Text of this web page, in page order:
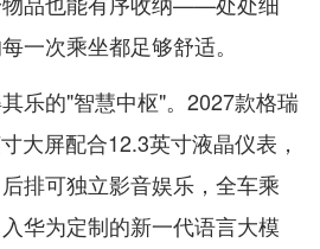
一次乘坐都足够舒适。
乐的"智慧中枢"。2027款格瑞
大屏配合12.3英寸液晶仪表，
排可独立影音娱乐，全车乘
华为定制的新一代语言大模